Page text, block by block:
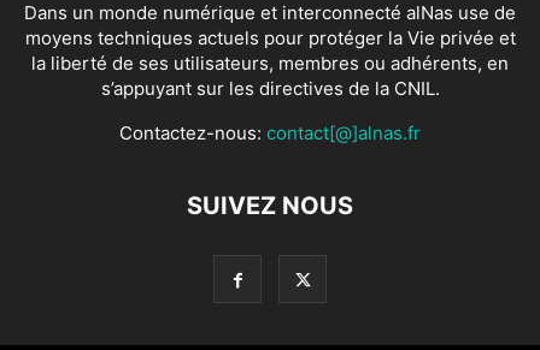
Dans un monde numérique et interconnecté alNas use de
moyens techniques actuels pour protéger la Vie privée et
la liberté de ses utilisateurs, membres ou adhérents, en
s’appuyant sur les directives de la CNIL.
Contactez-nous: contact[@]alnas.fr
SUIVEZ NOUS